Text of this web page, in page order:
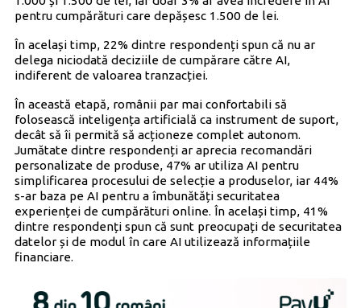
pentru cumpărături care depășesc 1.500 de lei.
În același timp, 22% dintre respondenți spun că nu ar
delega niciodată deciziile de cumpărare către AI,
indiferent de valoarea tranzacției.
În această etapă, românii par mai confortabili să
folosească inteligența artificială ca instrument de suport,
decât să îi permită să acționeze complet autonom.
Jumătate dintre respondenți ar aprecia recomandări
personalizate de produse, 47% ar utiliza AI pentru
simplificarea procesului de selecție a produselor, iar 44%
s-ar baza pe AI pentru a îmbunătăți securitatea
experienței de cumpărături online. În același timp, 41%
dintre respondenți spun că sunt preocupați de securitatea
datelor și de modul în care AI utilizează informațiile
financiare.